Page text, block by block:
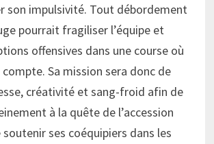
son impulsivité. Tout débordement
pourrait fragiliser l’équipe et
offensives dans une course où
Sa mission sera donc de
créativité et sang-froid afin de
à la quête de l’accession
soutenir ses coéquipiers dans les